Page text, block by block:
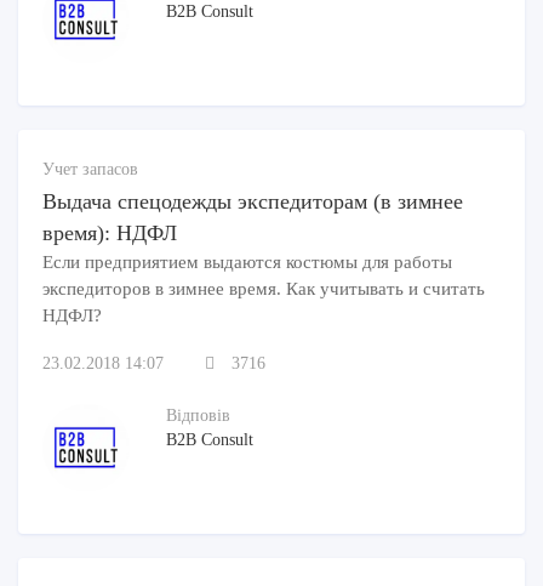
B2B Consult
Учет запасов
Выдача спецодежды экспедиторам (в зимнее
время): НДФЛ
Если предприятием выдаются костюмы для работы
экспедиторов в зимнее время. Как учитывать и считать
НДФЛ?
23.02.2018 14:07 3716
Відповів
B2B Consult